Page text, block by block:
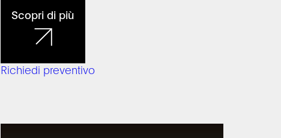
Scopri di più
Richiedi preventivo